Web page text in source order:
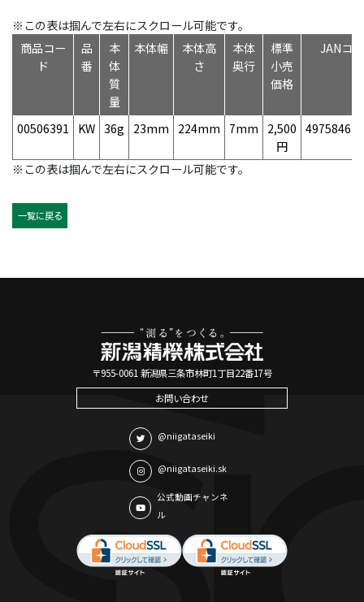
※この表は掴んで左右にスクロール可能です。
商品コー
ド
品
番
本
体
質
量
本体幅
本体高
さ
本体
奥行
標準
小売
価格
JANコ
00506391 KW 36g 23mm 224mm 7mm
2,500
円
※この表は掴んで左右にスクロール可能です。
一覧に戻る
〒955-0061 新潟県三条市林町1丁目22番17号
お問い合わせ
@niigataseiki
@niigataseiki.sk
公式動画チャンネ
ル